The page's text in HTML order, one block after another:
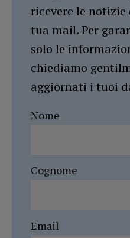
ricevere le
tua mail. Per
solo le
chiediamo
aggiornati i tuoi
Nome
Cognome
Email